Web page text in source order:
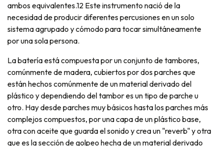
ambos equivalentes.12 Este instrumento nació de la
necesidad de producir diferentes percusiones en un solo
sistema agrupado y cómodo para tocar simultáneamente
por una sola persona.
La batería está compuesta por un conjunto de tambores,
comúnmente de madera, cubiertos por dos parches que
están hechos comúnmente de un material derivado del
plástico y dependiendo del tambor es un tipo de parche u
otro. Hay desde parches muy básicos hasta los parches más
complejos compuestos, por una capa de un plástico base,
otra con aceite que guarda el sonido y crea un "reverb" y otra
que es la sección de golpeo hecha de un material derivado